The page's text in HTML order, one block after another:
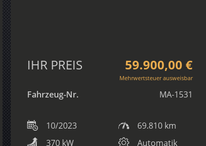
IHR PREIS 59.900,00 €
Mehrwertsteuer ausweisbar
Fahrzeug-Nr. MA-1531
10/2023
69.810 km
370 kW
Automatik